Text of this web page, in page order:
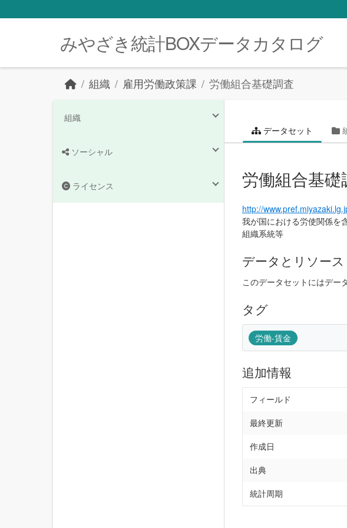
みやざき統計BOXデータカタログ
組織 雇用労働政策課 労働組合基礎調査
組織
ソーシャル
ライセンス
データセット
労働組合基礎
http://
我が国における労使関係を
組織系統等
データとリソース
このデータセットにはデー
タグ
労働-賃金
追加情報
フィールド
最終更新
作成日
出典
統計周期